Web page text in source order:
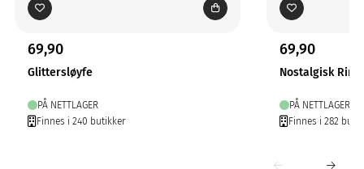
69,90
Glittersløyfe
PÅ NETTLAGER
Finnes i 240 butikker
69,90
Nostalgisk
PÅ NETTLAGER
Finnes i 282